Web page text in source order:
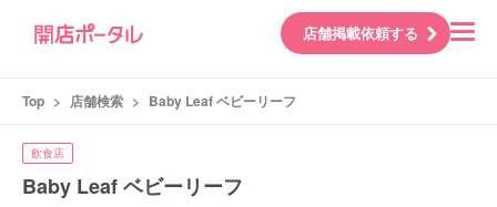
店舗掲載依頼する
Top > 店舗検索 > Baby Leaf ベビーリーフ
飲食店
Baby Leaf ベビーリーフ